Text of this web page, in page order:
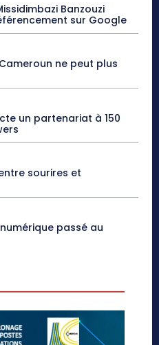
Banzouzi
sur Google
ne peut plus
un partenariat à 150
sourires et
passé au